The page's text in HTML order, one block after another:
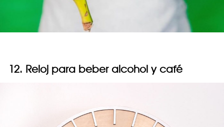
12. Reloj para beber alcohol y café